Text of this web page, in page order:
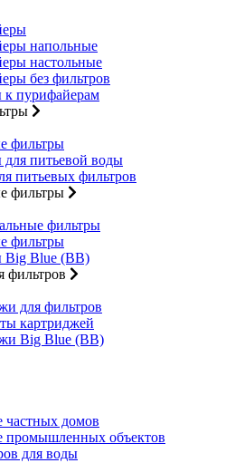
напольные
настольные
без фильтров
пурифайерам
фильтры
питьевой воды
питьевых фильтров
фильтры
фильтры
фильтры
Big Blue (BB)
фильтров
для фильтров
картриджей
Big Blue (BB)
домов
промышленных объектов
для воды